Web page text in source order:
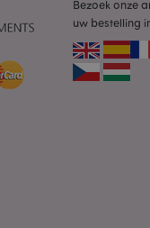
Bezoek onze
uw bestelling
accountbeheer.
de Cookie-